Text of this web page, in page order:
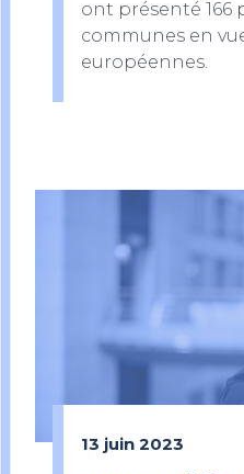
ont présenté 166
communes en
européennes.
13 juin 2023